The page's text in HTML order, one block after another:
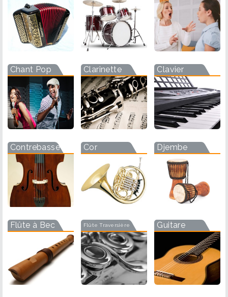
Chant Pop Clarinette Clavier
Contrebasse Cor Djembe
Flûte à Bec Flûte Traversière Guitare